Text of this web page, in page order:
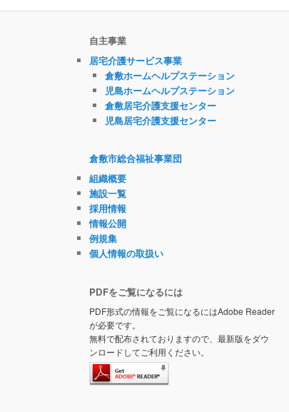
自主事業
居宅介護サービス事業
倉敷ホームヘルプステーション
児島ホームヘルプステーション
倉敷居宅介護支援センター
児島居宅介護支援センター
倉敷市総合福祉事業団
組織概要
施設一覧
採用情報
情報公開
例規集
個人情報の取扱い
PDFをご覧になるには
PDF形式の情報をご覧になるにはAdobe Reader
が必要です。
無料で配布されておりますので、最新版をダウ
ンロードしてご利用ください。